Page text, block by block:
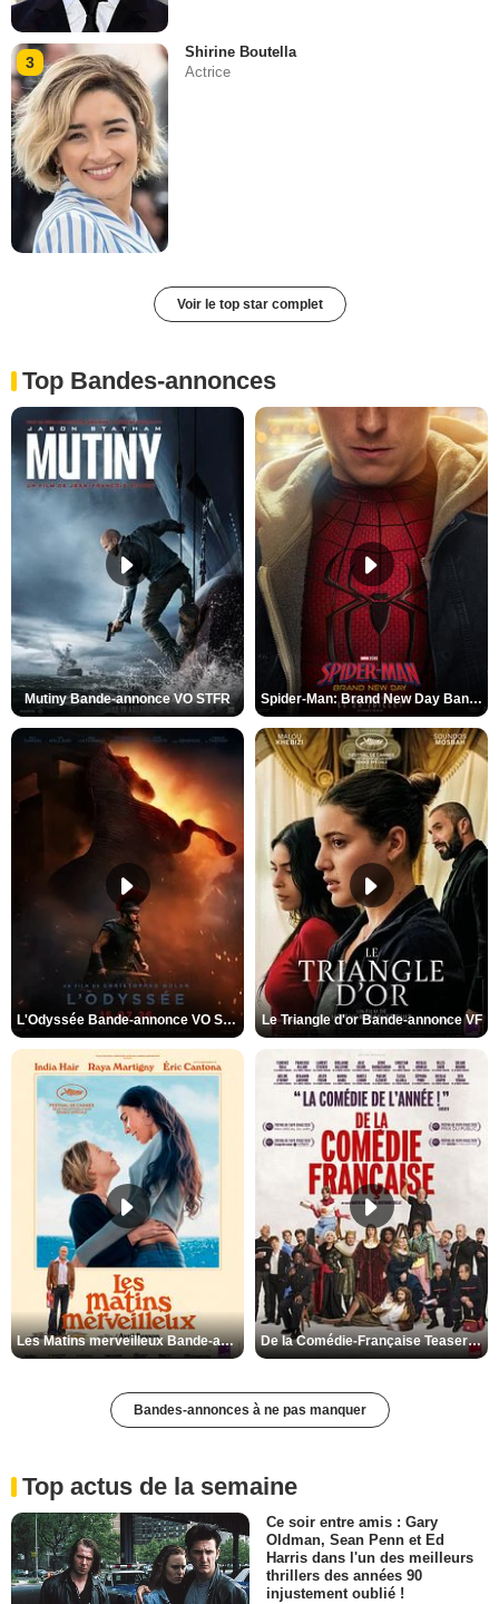
3
Shirine Boutella
Actrice
Voir le top star complet
Top Bandes-annonces
Mutiny Bande-annonce VO STFR Spider-Man: Brand New Day Bande-annonce VO STFR
L'Odyssée Bande-annonce VO STFR Le Triangle d'or Bande-annonce VF
Les Matins merveilleux Bande-annonce VF De la Comédie-Française Teaser VF
Bandes-annonces à ne pas manquer
Top actus de la semaine
Ce soir entre amis : Gary
Oldman, Sean Penn et Ed
Harris dans l'un des meilleurs
thrillers des années 90
injustement oublié !